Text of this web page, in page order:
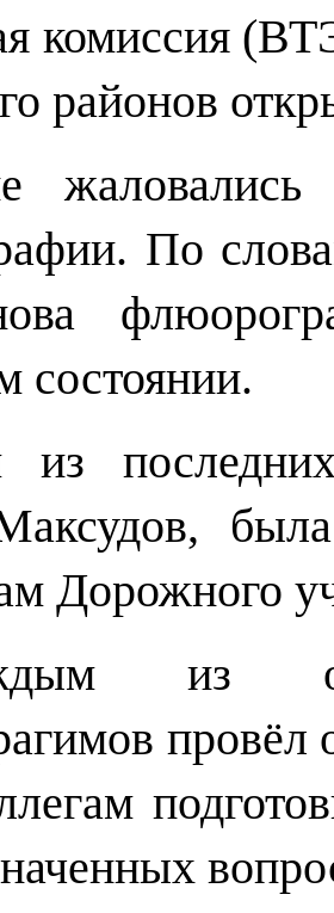
комиссия
районов
жаловались
По
состоянии.
из
Дорожного
из
провёл